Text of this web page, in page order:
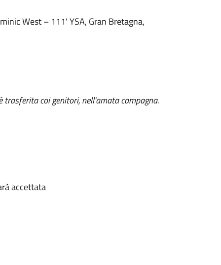
West – 111' YSA, Gran Bretagna,
coi genitori, nell'amata campagna.
accettata